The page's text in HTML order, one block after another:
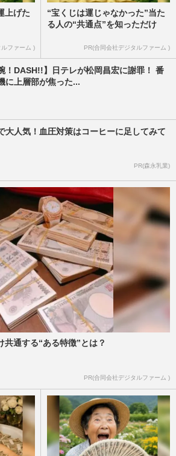
上げた
ファーム )
“宝くじは運じゃなかった”当た
る人の“共通点”を知っただけ
PR(合同会社デジタルファーム )
！DASH!!】日テレが松岡昌宏に謝罪！ 番
に上層部が焦った...
大人気！血圧対策はコーヒーに足してみて
PR(森永乳業)
通する“ある特徴”とは？
PR(合同会社デジタルファーム )